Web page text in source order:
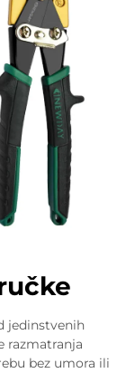
jedinstvenih
razmatranja
bez umora ili